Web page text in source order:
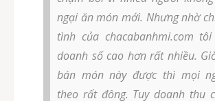
ngại ăn món mới. Nhưng nhờ
tình của chacabanhmi.com
doanh số cao hơn rất nhiều.
bán món này được thì mọi
theo rất đông. Tuy doanh thu